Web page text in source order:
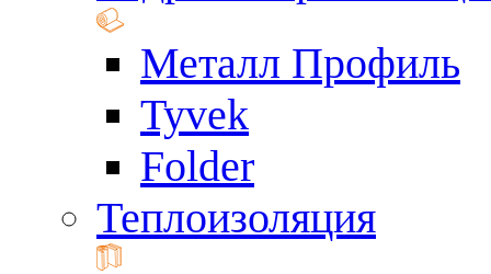
Металл Профиль
Tyvek
Folder
Теплоизоляция